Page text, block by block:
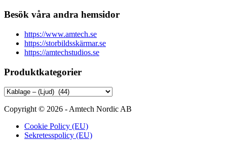
Besök våra andra hemsidor
https://www.amtech.se
https://storbildsskärmar.se
https://amtechstudios.se
Produktkategorier
Copyright © 2026 - Amtech Nordic AB
Cookie Policy (EU)
Sekretesspolicy (EU)